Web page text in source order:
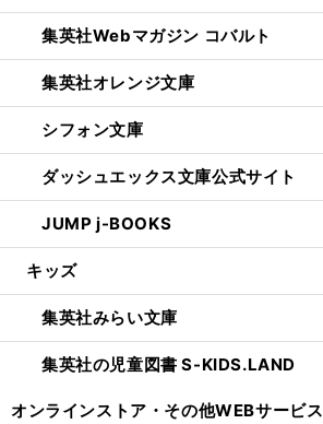
集英社Webマガジン コバルト
集英社オレンジ文庫
シフォン文庫
ダッシュエックス文庫公式サイト
JUMP j-BOOKS
キッズ
集英社みらい文庫
集英社の児童図書 S-KIDS.LAND
オンラインストア・ その他WEBサービス